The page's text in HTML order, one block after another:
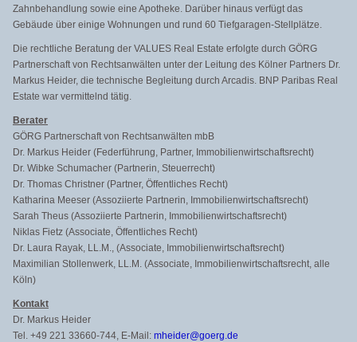
Zahnbehandlung sowie eine Apotheke. Darüber hinaus verfügt das
Gebäude über einige Wohnungen und rund 60 Tiefgaragen-Stellplätze.
Die rechtliche Beratung der VALUES Real Estate erfolgte durch GÖRG
Partnerschaft von Rechtsanwälten unter der Leitung des Kölner Partners Dr.
Markus Heider, die technische Begleitung durch Arcadis. BNP Paribas Real
Estate war vermittelnd tätig.
Berater
GÖRG Partnerschaft von Rechtsanwälten mbB
Dr. Markus Heider (Federführung, Partner, Immobilienwirtschaftsrecht)
Dr. Wibke Schumacher (Partnerin, Steuerrecht)
Dr. Thomas Christner (Partner, Öffentliches Recht)
Katharina Meeser (Assoziierte Partnerin, Immobilienwirtschaftsrecht)
Sarah Theus (Assoziierte Partnerin, Immobilienwirtschaftsrecht)
Niklas Fietz (Associate, Öffentliches Recht)
Dr. Laura Rayak, LL.M., (Associate, Immobilienwirtschaftsrecht)
Maximilian Stollenwerk, LL.M. (Associate, Immobilienwirtschaftsrecht, alle
Köln)
Kontakt
Dr. Markus Heider
Tel. +49 221 33660-744, E-Mail: mheider@goerg.de